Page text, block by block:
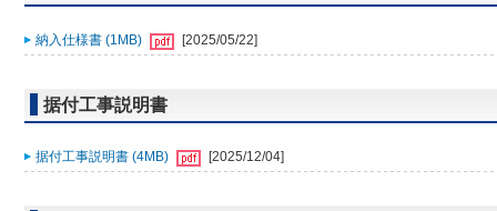
納入仕様書 (1MB) [2025/05/22]
据付工事説明書
据付工事説明書 (4MB) [2025/12/04]